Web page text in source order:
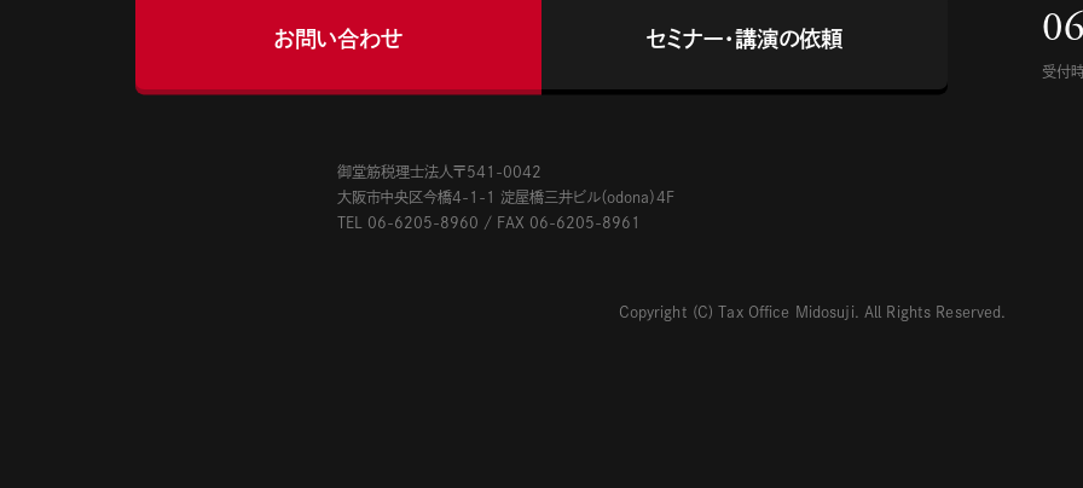
お問い合わせ セミナー・講演の依頼
受付
御堂筋税理士法人〒541-0042
大阪市中央区今橋4-1-1 淀屋橋三井ビル（odona）4F
TEL 06-6205-8960 / FAX 06-6205-8961
Copyright (C) Tax Office Midosuji. All Rights Reserved.